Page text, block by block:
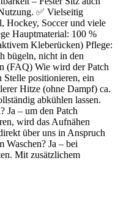
✅ Vielseitig
Hockey, Soccer und viele
Hauptmaterial: 100 %
Kleberücken) Pflege:
bügeln, nicht in den
(FAQ) Wie wird der Patch
Stelle positionieren, ein
Hitze (ohne Dampf) ca.
abkühlen lassen.
Ja – um den Patch
wird das Aufnähen
über uns in Anspruch
Waschen? Ja – bei
Mit zusätzlichem